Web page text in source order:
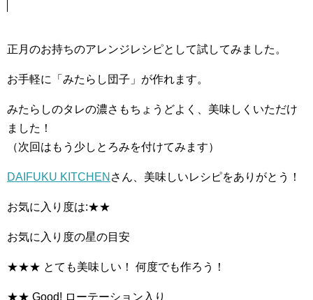
正月のお持ちのアレンジレシピとして試してみました。
お手軽に「みたらし団子」が作れます。
みたらしのタレの濃さもちょうどよく、美味しくいただけ
ました！
（次回はもう少しとろみを付けてみます）
DAIFUKU KITCHEN さん、美味しいレシピをありがとう！
お気に入り度は:★★
お気に入り度の星の目安
★★★ とても美味しい！ 何度でも作ろう！
★★ Good! ローテーション入り